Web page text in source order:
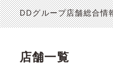
DDグループ店舗総合情
店舗一覧